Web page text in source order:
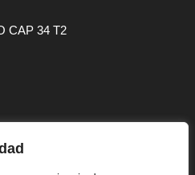
CAP 34 T2